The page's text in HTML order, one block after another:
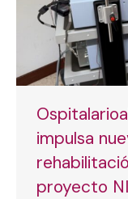
impulsa
proyecto